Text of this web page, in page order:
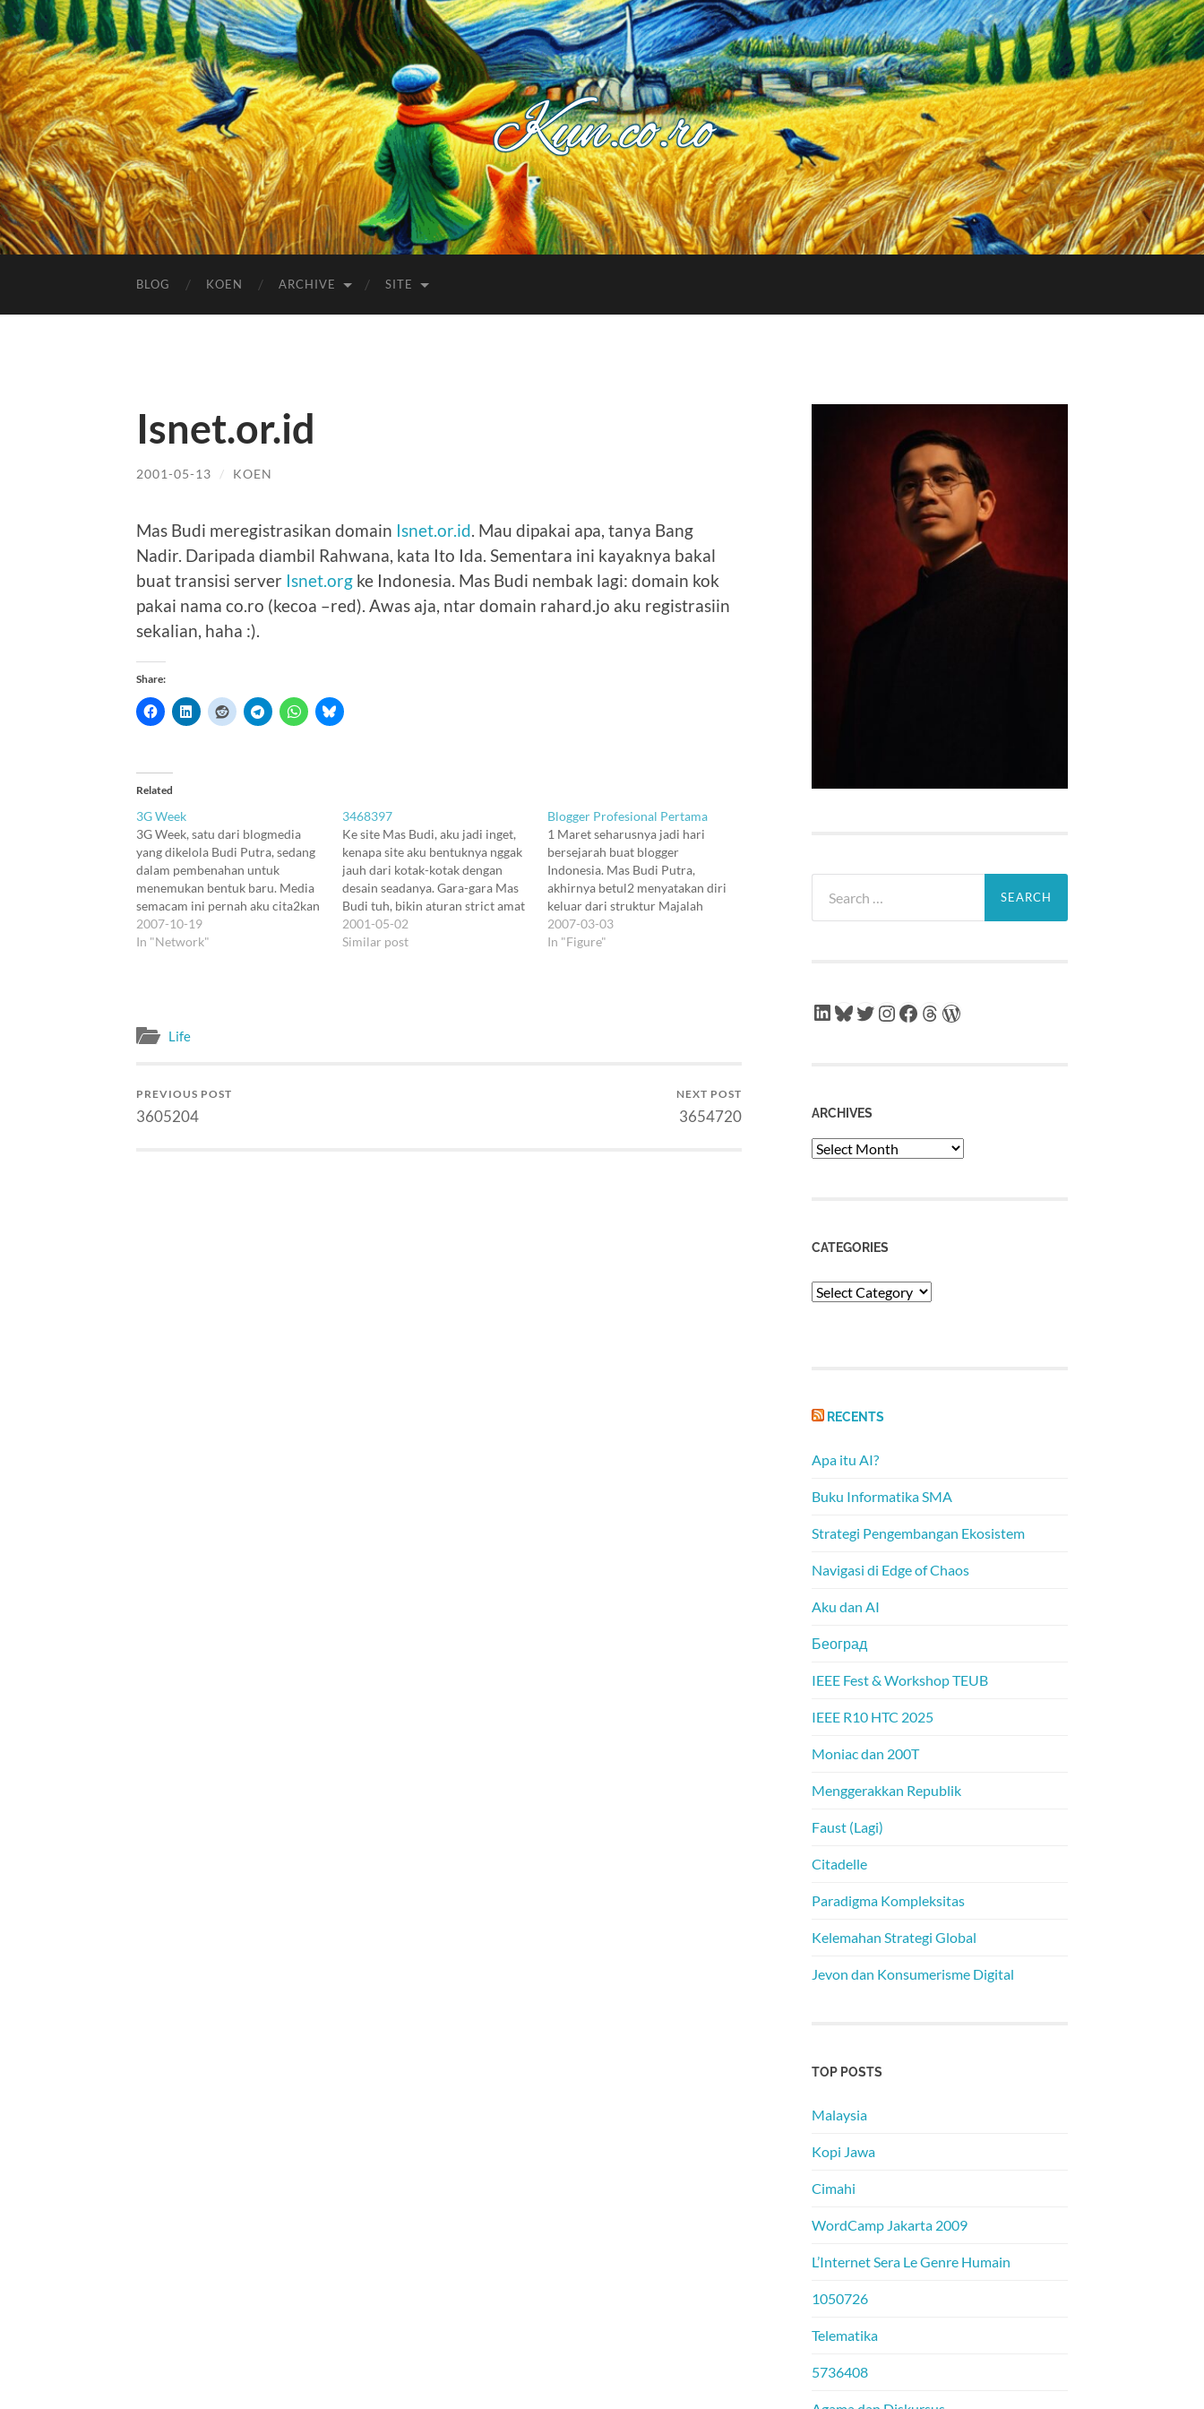
Kuncoro++
BLOG KOEN ARCHIVE SITE
Isnet.or.id
2001-05-13 / KOEN
Mas Budi meregistrasikan domain Isnet.or.id . Mau dipakai apa, tanya Bang
Nadir. Daripada diambil Rahwana, kata Ito Ida. Sementara ini kayaknya bakal
buat transisi server Isnet.org ke Indonesia. Mas Budi nembak lagi: domain kok
pakai nama co.ro (kecoa –red). Awas aja, ntar domain rahard.jo aku registrasiin
sekalian, haha :).
Share:
Related
3G Week
3G Week, satu dari blogmedia
yang dikelola Budi Putra, sedang
dalam pembenahan untuk
menemukan bentuk baru. Media
semacam ini pernah aku cita2kan
untuk aku kembangkan, di celah
yang agak berbeda. Tetapi demi
2007-10-19
In "Network"
3468397
Ke site Mas Budi, aku jadi inget,
kenapa site aku bentuknya nggak
jauh dari kotak-kotak dengan
desain seadanya. Gara-gara Mas
Budi tuh, bikin aturan strict amat
buat site Isnet, padahal waktu itu
aku lagi rada bernafsu ekspansi,
2001-05-02
Similar post
Blogger Profesional Pertama
1 Maret seharusnya jadi hari
bersejarah buat blogger
Indonesia. Mas Budi Putra,
akhirnya betul2 menyatakan diri
keluar dari struktur Majalah
Tempo, dan berprofesi sebagai
blogger. Dengan demikian, afaik,
2007-03-03
In "Figure"
Life
PREVIOUS POST
3605204
NEXT POST
3654720
for:
LinkedIn
Bluesky
Twitter
Instagram
Facebook
Threads
WordPress
ARCHIVES
Archives
CATEGORIES
Categories
RECENTS
Apa itu AI?
Buku Informatika SMA
Strategi Pengembangan Ekosistem
Navigasi di Edge of Chaos
Aku dan AI
Београд
IEEE Fest & Workshop TEUB
IEEE R10 HTC 2025
Moniac dan 200T
Menggerakkan Republik
Faust (Lagi)
Citadelle
Paradigma Kompleksitas
Kelemahan Strategi Global
Jevon dan Konsumerisme Digital
TOP POSTS
Malaysia
Kopi Jawa
Cimahi
WordCamp Jakarta 2009
L’Internet Sera Le Genre Humain
1050726
Telematika
5736408